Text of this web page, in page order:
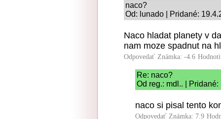
naco?
Od: lunado | Pridané:
Naco hladat planety v
nam moze spadnut na
Odpovedať Známka: -4.6
Re: naco?
Od reg.: mdl.. |
naco si pisal tento
Odpovedať Známka: 7.9